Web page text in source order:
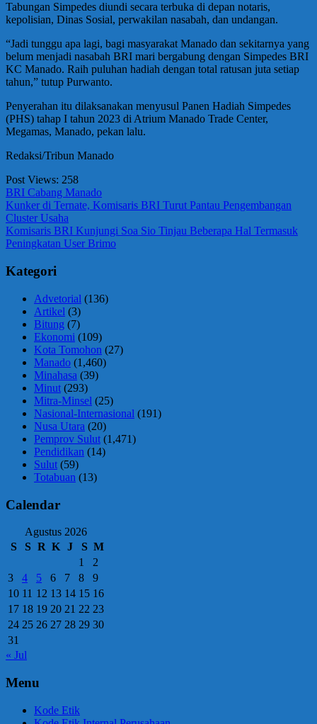
Tabungan Simpedes diundi secara terbuka di depan notaris,
kepolisian, Dinas Sosial, perwakilan nasabah, dan undangan.
“Jadi tunggu apa lagi, bagi masyarakat Manado dan sekitarnya yang
belum menjadi nasabah BRI mari bergabung dengan Simpedes BRI
KC Manado. Raih puluhan hadiah dengan total ratusan juta setiap
tahun,” tutup Purwanto.
Penyerahan itu dilaksanakan menyusul Panen Hadiah Simpedes
(PHS) tahap I tahun 2023 di Atrium Manado Trade Center,
Megamas, Manado, pekan lalu.
Redaksi/Tribun Manado
Post Views: 258
BRI Cabang Manado
Navigasi
pos
Previous
Post:
Kunker di Ternate, Komisaris BRI Turut Pantau Pengembangan
Cluster Usaha
Next
Post:
Komisaris BRI Kunjungi Soa Sio Tinjau Beberapa Hal Termasuk
Peningkatan User Brimo
Kategori
Advetorial (136)
Artikel (3)
Bitung (7)
Ekonomi (109)
Kota Tomohon (27)
Manado (1,460)
Minahasa (39)
Minut (293)
Mitra-Minsel (25)
Nasional-Internasional (191)
Nusa Utara (20)
Pemprov Sulut (1,471)
Pendidikan (14)
Sulut (59)
Totabuan (13)
Calendar
Agustus 2026
S
S R K J S M
1
2
3
4 5 6 7 8
9
10 11 12 13 14 15 16
17 18 19 20 21 22 23
24 25 26 27 28 29 30
31
« Jul
Menu
Kode Etik